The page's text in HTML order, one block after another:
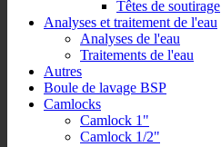
Têtes de soutirage
Analyses et traitement de l'eau
Analyses de l'eau
Traitements de l'eau
Autres
Boule de lavage BSP
Camlocks
Camlock 1"
Camlock 1/2"